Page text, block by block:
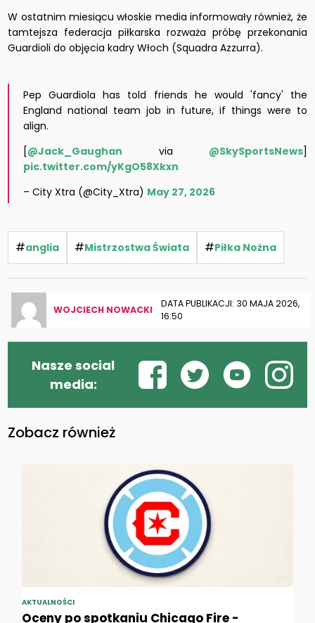
W ostatnim miesiącu włoskie media informowały również, że
tamtejsza federacja piłkarska rozważa próbę przekonania
Guardioli do objęcia kadry Włoch (Squadra Azzurra).
Pep Guardiola has told friends he would 'fancy' the
England national team job in future, if things were to
align.
[@Jack_Gaughan via @SkySportsNews]
pic.twitter.com/yKgO58Xkxn
– City Xtra (@City_Xtra) May 27, 2026
#anglia #Mistrzostwa Świata #Piłka Nożna
WOJCIECH NOWACKI
DATA PUBLIKACJI: 30 MAJA 2026,
16:50
Nasze social
media:
Zobacz również
AKTUALNOŚCI
Oceny po spotkaniu Chicago Fire -